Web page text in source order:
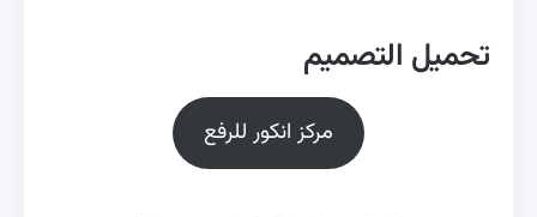
تحميل التصميم
مركز انكور للرفع